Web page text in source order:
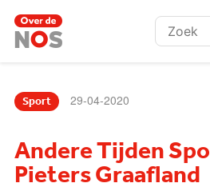
Zoeken:
Sport 29-04-2020
Andere Tijden
Pieters Graafland